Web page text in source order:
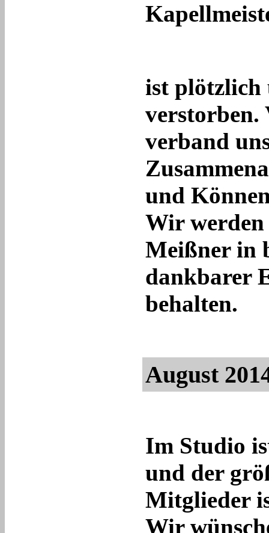
ist plötzlich
verstorben.
verband
und
Wir werden
Meißner in
dankbarer
behalten.
August
Im Studio
und der
Mitglieder
Wir